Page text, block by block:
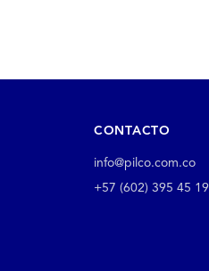
CONTACTO
info@pilco.com.co
+57 (602) 395 45 19